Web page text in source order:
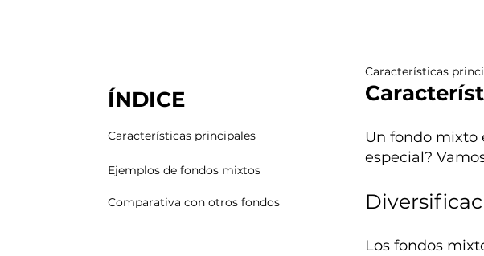
Características
Un fondo mixto
especial?
Los fondos
ÍNDICE
Características principales
Ejemplos de fondos mixtos
Comparativa con otros fondos